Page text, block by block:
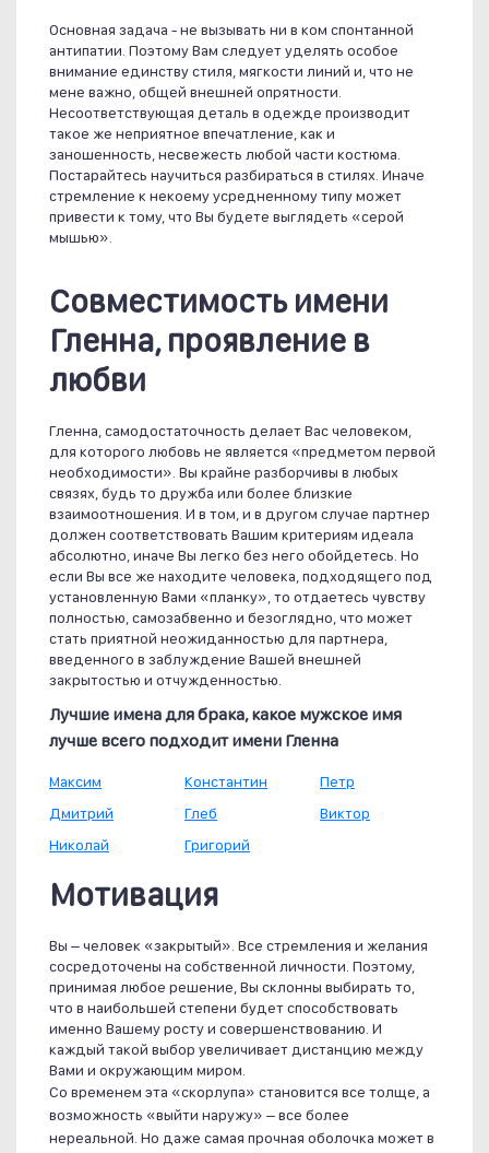
Основная задача - не вызывать ни в ком спонтанной
антипатии. Поэтому Вам следует уделять особое
внимание единству стиля, мягкости линий и, что не
мене важно, общей внешней опрятности.
Несоответствующая деталь в одежде производит
такое же неприятное впечатление, как и
заношенность, несвежесть любой части костюма.
Постарайтесь научиться разбираться в стилях. Иначе
стремление к некоему усредненному типу может
привести к тому, что Вы будете выглядеть «серой
мышью».
Совместимость имени
Гленна, проявление в
любви
Гленна, самодостаточность делает Вас человеком,
для которого любовь не является «предметом первой
необходимости». Вы крайне разборчивы в любых
связях, будь то дружба или более близкие
взаимоотношения. И в том, и в другом случае партнер
должен соответствовать Вашим критериям идеала
абсолютно, иначе Вы легко без него обойдетесь. Но
если Вы все же находите человека, подходящего под
установленную Вами «планку», то отдаетесь чувству
полностью, самозабвенно и безоглядно, что может
стать приятной неожиданностью для партнера,
введенного в заблуждение Вашей внешней
закрытостью и отчужденностью.
Лучшие имена для брака, какое мужское имя
лучше всего подходит имени Гленна
Максим
Дмитрий
Николай
Константин
Глеб
Григорий
Петр
Виктор
Мотивация
Вы – человек «закрытый». Все стремления и желания
сосредоточены на собственной личности. Поэтому,
принимая любое решение, Вы склонны выбирать то,
что в наибольшей степени будет способствовать
именно Вашему росту и совершенствованию. И
каждый такой выбор увеличивает дистанцию между
Вами и окружающим миром.
Со временем эта «скорлупа» становится все толще, а
возможность «выйти наружу» – все более
нереальной. Но даже самая прочная оболочка может в